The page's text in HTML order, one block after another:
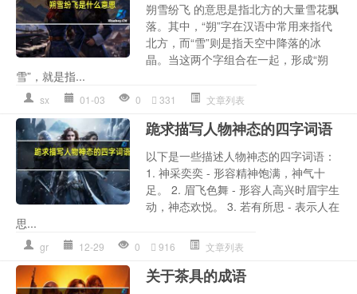
朔雪纷飞 的意思是指北方的大量雪花飘
落。其中，“朔”字在汉语中常用来指代
北方，而“雪”则是指天空中降落的冰
晶。当这两个字组合在一起，形成“朔
雪”，就是指...
sx 01-03 0 331 文章列表
跪求描写人物神态的四字词语
以下是一些描述人物神态的四字词语：
1. 神采奕奕 - 形容精神饱满，神气十
足。 2. 眉飞色舞 - 形容人高兴时眉宇生
动，神态欢悦。 3. 若有所思 - 表示人在
思...
gr 12-29 0 916 文章列表
关于茶具的成语